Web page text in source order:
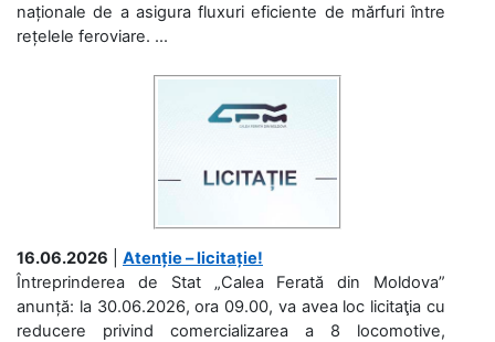
naționale de a asigura fluxuri eficiente de mărfuri între
rețelele feroviare. ...
16.06.2026
Atenție – licitație!
Întreprinderea de Stat „Calea Ferată din Moldova”
anunță: la 30.06.2026, ora 09.00, va avea loc licitaţia cu
reducere privind comercializarea a 8 locomotive,